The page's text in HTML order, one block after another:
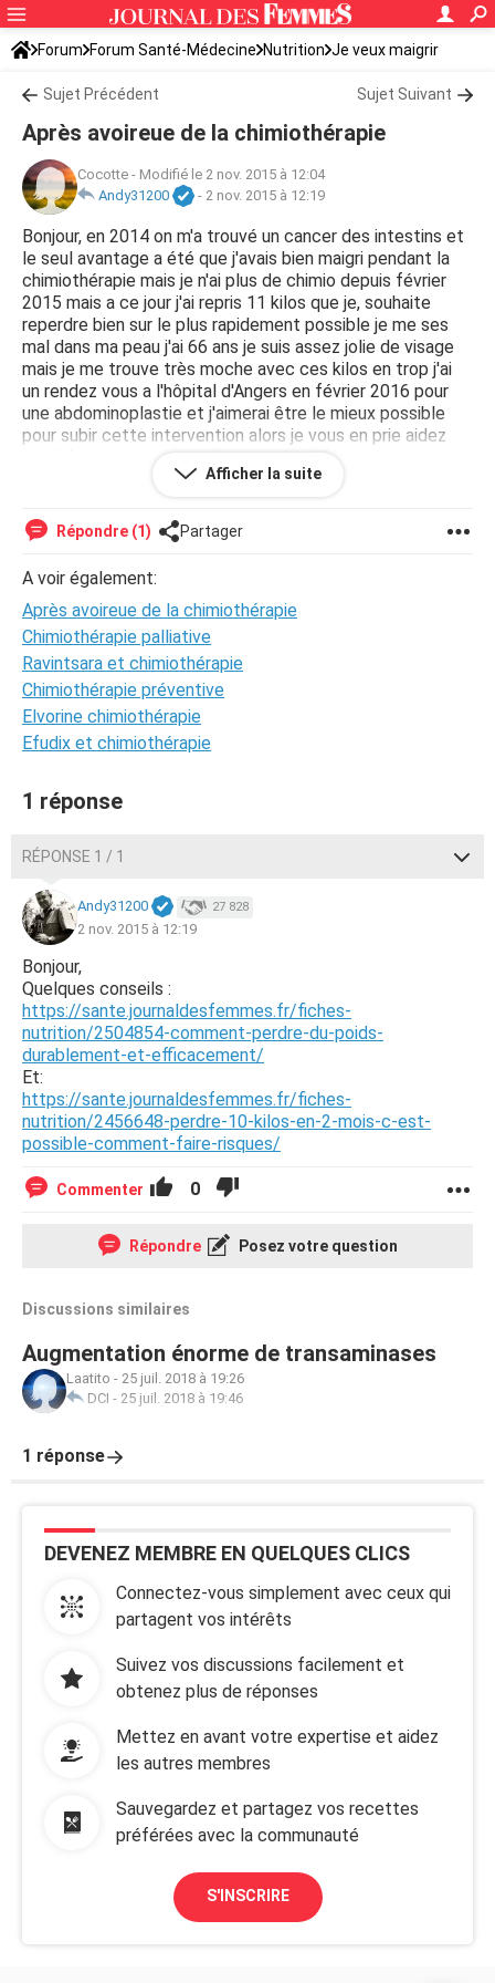
Forum Forum Santé-Médecine Nutrition Je veux maigrir
Sujet Précédent Sujet Suivant
Après avoireue de la chimiothérapie
Cocotte - Modifié le 2 nov. 2015 à 12:04
Andy31200
- 2 nov. 2015 à 12:19
Bonjour, en 2014 on m'a trouvé un cancer des intestins et
le seul avantage a été que j'avais bien maigri pendant la
chimiothérapie mais je n'ai plus de chimio depuis février
2015 mais a ce jour j'ai repris 11 kilos que je, souhaite
reperdre bien sur le plus rapidement possible je me ses
mal dans ma peau j'ai 66 ans je suis assez jolie de visage
mais je me trouve très moche avec ces kilos en trop j'ai
un rendez vous a l'hôpital d'Angers en février 2016 pour
une abdominoplastie et j'aimerai être le mieux possible
pour subir cette intervention alors je vous en prie aidez
moi il faudrait que je perdre au moins 15 kilos aussi vite
que possible sans médicament car je suis suivie pour mon
Afficher la suite
Répondre (1) Partager
A voir également:
Après avoireue de la chimiothérapie
Chimiothérapie palliative
Ravintsara et chimiothérapie
Chimiothérapie préventive
Elvorine chimiothérapie
Efudix et chimiothérapie
1 réponse
RÉPONSE 1 / 1
Andy31200 27 828
2 nov. 2015 à 12:19
Bonjour,
Quelques conseils :
https://sante.journaldesfemmes.fr/fiches-
nutrition/2504854-comment-perdre-du-poids-
durablement-et-efficacement/
Et:
https://sante.journaldesfemmes.fr/fiches-
nutrition/2456648-perdre-10-kilos-en-2-mois-c-est-
possible-comment-faire-risques/
Commenter 0
Répondre Posez votre question
Discussions similaires
Augmentation énorme de transaminases
Laatito - 25 juil. 2018 à 19:26
DCI - 25 juil. 2018 à 19:46
1 réponse
DEVENEZ MEMBRE EN QUELQUES CLICS
Connectez-vous simplement avec ceux qui
partagent vos intérêts
Suivez vos discussions facilement et
obtenez plus de réponses
Mettez en avant votre expertise et aidez
les autres membres
Sauvegardez et partagez vos recettes
préférées avec la communauté
S'INSCRIRE